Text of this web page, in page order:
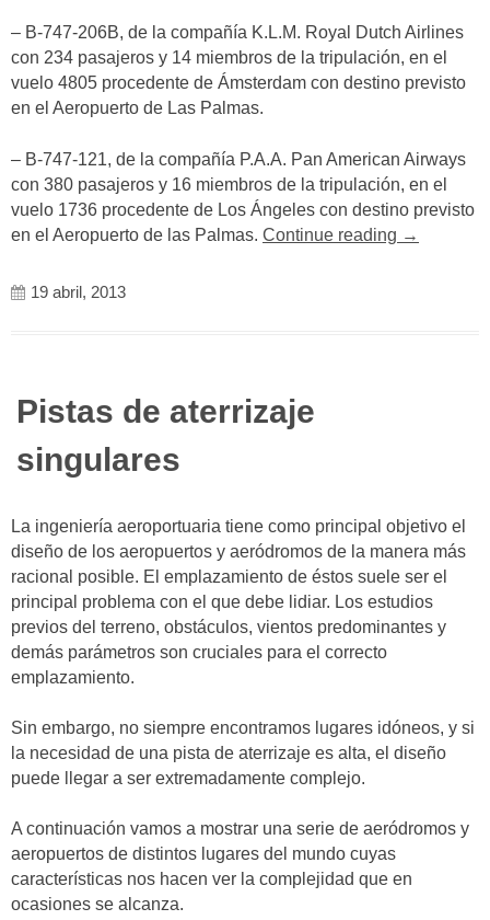
– B-747-206B, de la compañía K.L.M. Royal Dutch Airlines
con 234 pasajeros y 14 miembros de la tripulación, en el
vuelo 4805 procedente de Ámsterdam con destino previsto
en el Aeropuerto de Las Palmas.
– B-747-121, de la compañía P.A.A. Pan American Airways
con 380 pasajeros y 16 miembros de la tripulación, en el
vuelo 1736 procedente de Los Ángeles con destino previsto
en el Aeropuerto de las Palmas. Continue reading «El
→
19 abril, 2013
Pistas de aterrizaje
singulares
La ingeniería aeroportuaria tiene como principal objetivo el
diseño de los aeropuertos y aeródromos de la manera más
racional posible. El emplazamiento de éstos suele ser el
principal problema con el que debe lidiar. Los estudios
previos del terreno, obstáculos, vientos predominantes y
demás parámetros son cruciales para el correcto
emplazamiento.
Sin embargo, no siempre encontramos lugares idóneos, y si
la necesidad de una pista de aterrizaje es alta, el diseño
puede llegar a ser extremadamente complejo.
A continuación vamos a mostrar una serie de aeródromos y
aeropuertos de distintos lugares del mundo cuyas
características nos hacen ver la complejidad que en
ocasiones se alcanza.